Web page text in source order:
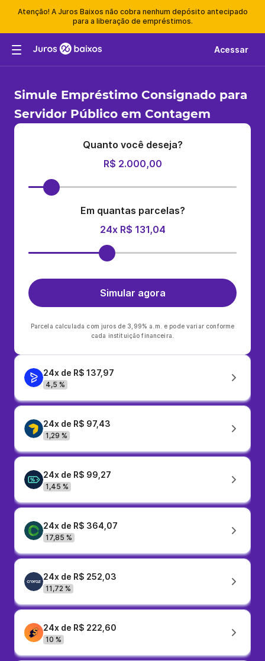
Atenção! A Juros Baixos não cobra nenhum depósito antecipado
para a liberação de empréstimos.
Acessar
Simule Empréstimo Consignado para
Servidor Público em Contagem
Quanto você deseja?
R$ 2.000,00
Em quantas parcelas?
24x R$ 131,04
Simular agora
Parcela calculada com juros de 3,99% a.m. e pode variar conforme
cada instituição financeira.
24x de R$ 137,97
4,5 %
24x de R$ 97,43
1,29 %
24x de R$ 99,27
1,45 %
24x de R$ 364,07
17,85 %
24x de R$ 252,03
11,72 %
24x de R$ 222,60
10 %